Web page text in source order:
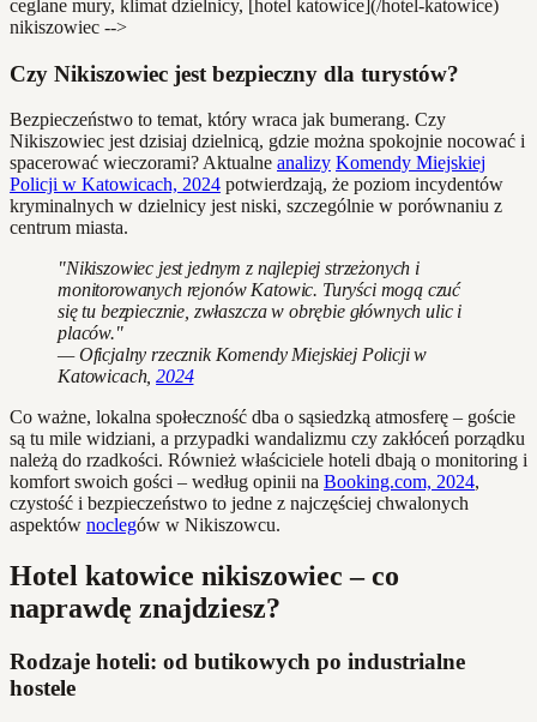
ceglane mury, klimat dzielnicy, [hotel katowice](/hotel-katowice)
nikiszowiec -->
Czy Nikiszowiec jest bezpieczny dla turystów?
Bezpieczeństwo to temat, który wraca jak bumerang. Czy
Nikiszowiec jest dzisiaj dzielnicą, gdzie można spokojnie nocować i
spacerować wieczorami? Aktualne analizy Komendy Miejskiej
Policji w Katowicach, 2024 potwierdzają, że poziom incydentów
kryminalnych w dzielnicy jest niski, szczególnie w porównaniu z
centrum miasta.
"Nikiszowiec jest jednym z najlepiej strzeżonych i
monitorowanych rejonów Katowic. Turyści mogą czuć
się tu bezpiecznie, zwłaszcza w obrębie głównych ulic i
placów."
— Oficjalny rzecznik Komendy Miejskiej Policji w
Katowicach,2024
Co ważne, lokalna społeczność dba o sąsiedzką atmosferę – goście
są tu mile widziani, a przypadki wandalizmu czy zakłóceń porządku
należą do rzadkości. Również właściciele hoteli dbają o monitoring i
komfort swoich gości – według opinii na Booking.com, 2024,
czystość i bezpieczeństwo to jedne z najczęściej chwalonych
aspektów noclegów w Nikiszowcu.
Hotel katowice nikiszowiec – co
naprawdę znajdziesz?
Rodzaje hoteli: od butikowych po industrialne
hostele